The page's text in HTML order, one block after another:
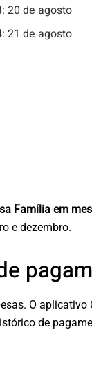
: 20 de agosto
: 21 de agosto
Família em
e dezembro.
O
de